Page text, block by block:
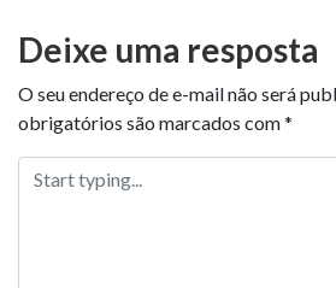
Deixe uma resposta
O seu endereço de e-mail não será
obrigatórios são marcados com*